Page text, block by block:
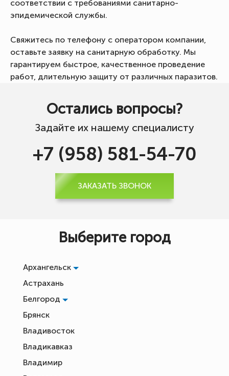
соответствии с требованиями санитарно-
эпидемической службы.
Свяжитесь по телефону с оператором компании,
оставьте заявку на санитарную обработку. Мы
гарантируем быстрое, качественное проведение
работ, длительную защиту от различных паразитов.
Остались вопросы?
Задайте их нашему специалисту
+7 (958) 581-54-70
ЗАКАЗАТЬ ЗВОНОК
Выберите город
Архангельск
Астрахань
Белгород
Брянск
Владивосток
Владикавказ
Владимир